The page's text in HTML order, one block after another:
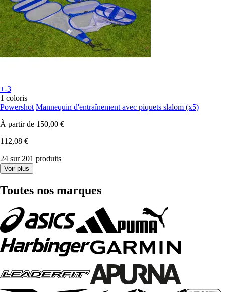
+-3
1 coloris
Powershot Mannequin d'entraînement avec piquets slalom (x5)
À partir de 150,00 €
112,08 €
24 sur 201 produits
Voir plus
Toutes nos marques